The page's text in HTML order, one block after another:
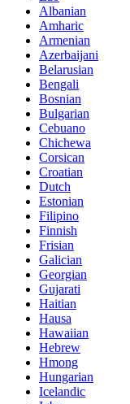
Albanian
Amharic
Armenian
Azerbaijani
Belarusian
Bengali
Bosnian
Bulgarian
Cebuano
Chichewa
Corsican
Croatian
Dutch
Estonian
Filipino
Finnish
Frisian
Galician
Georgian
Gujarati
Haitian
Hausa
Hawaiian
Hebrew
Hmong
Hungarian
Icelandic